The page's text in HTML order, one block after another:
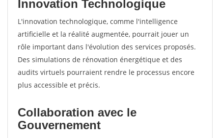
Innovation Technologique
L'innovation technologique, comme l'intelligence
artificielle et la réalité augmentée, pourrait jouer un
rôle important dans l'évolution des services proposés.
Des simulations de rénovation énergétique et des
audits virtuels pourraient rendre le processus encore
plus accessible et précis.
Collaboration avec le
Gouvernement